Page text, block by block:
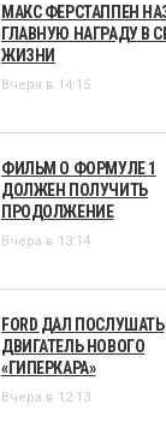
МАКС ФЕРСТАППЕН
ГЛАВНУЮ НАГРАДУ В
ЖИЗНИ
Вчера в 14:15
ФИЛЬМ О ФОРМУЛЕ 1
ДОЛЖЕН ПОЛУЧИТЬ
ПРОДОЛЖЕНИЕ
Вчера в 13:14
FORD ДАЛ ПОСЛУШАТЬ
ДВИГАТЕЛЬ НОВОГО
«ГИПЕРКАРА»
Вчера в 12:13